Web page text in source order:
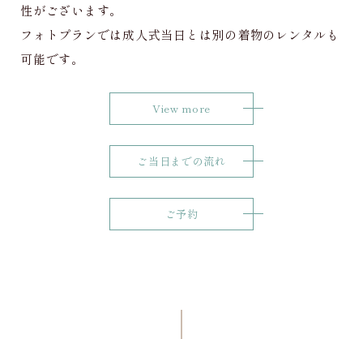
性がございます。
フォトプランでは成人式当日とは別の着物のレンタルも
可能です。
View more
ご当日までの流れ
ご予約